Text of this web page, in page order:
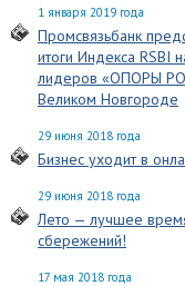
1 января 2019 года
Промсвязьбанк
итоги Индекса RSBI
лидеров «ОПОРЫ
Великом Новгороде
29 июня 2018 года
Бизнес уходит в
29 июня 2018 года
Лето — лучшее
сбережений!
17 мая 2018 года